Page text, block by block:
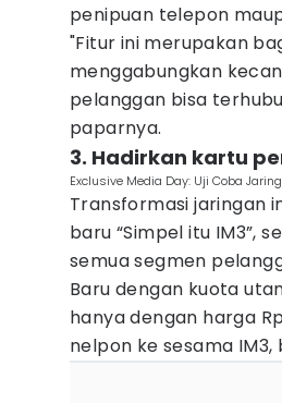
penipuan telepon
"Fitur ini merupakan
menggabungkan
pelanggan bisa
paparnya.
3. Hadirkan kartu
Exclusive Media Day: Uji Coba
Transformasi jaringan
baru “Simpel itu IM3”,
semua segmen
Baru dengan kuota
hanya dengan harga
nelpon ke sesama IM3,